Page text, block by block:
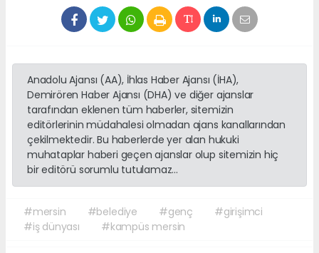
Anadolu Ajansı (AA), İhlas Haber Ajansı (İHA),
Demirören Haber Ajansı (DHA) ve diğer ajanslar
tarafından eklenen tüm haberler, sitemizin
editörlerinin müdahalesi olmadan ajans kanallarından
çekilmektedir. Bu haberlerde yer alan hukuki
muhataplar haberi geçen ajanslar olup sitemizin hiç
bir editörü sorumlu tutulamaz...
#mersin #belediye #genç
#girişimci
#iş dünyası
#kampüs mersin